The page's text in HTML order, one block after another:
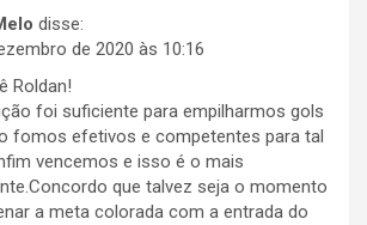
disse:
de 2020 às 10:16
Roldan!
foi suficiente para empilharmos gols
fomos efetivos e competentes para tal
vencemos e isso é o mais
que talvez seja o momento
a meta colorada com a entrada do